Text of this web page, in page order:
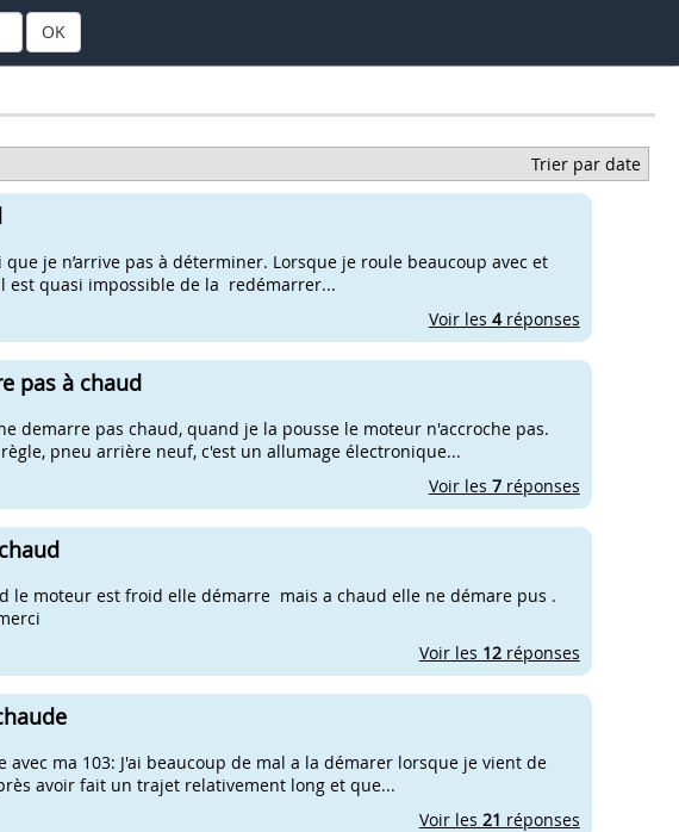
OK
Trier par date
je n’arrive pas à déterminer. Lorsque je roule beaucoup avec et
est quasi impossible de la redémarrer...
Voir les 4réponses
pas à chaud
demarre pas chaud, quand je la pousse le moteur n'accroche pas.
pneu arrière neuf, c'est un allumage électronique...
Voir les 7réponses
le moteur est froid elle démarre mais a chaud elle ne démare pus .
Voir les 12réponses
ma 103: J'ai beaucoup de mal a la démarer lorsque je vient de
avoir fait un trajet relativement long et que...
Voir les 21 réponses